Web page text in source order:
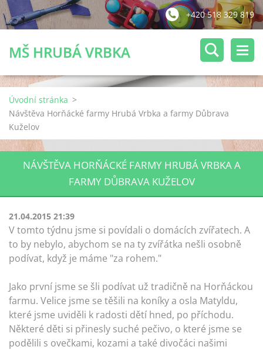
+420 518 329 819
MŠ HRUBÁ VRBKA
Úvodní stránka >
Návštěva Horňácké farmy Hrubá Vrbka a farmy Důbrava
Kuželov
NÁVŠTĚVA HORŇÁCKÉ FARMY HRUBÁ VRBKA A
FARMY DŮBRAVA KUŽELOV
21.04.2015 21:39
V tomto týdnu jsme si povídali o domácích zvířatech. A
to by nebylo, abychom se na ty zvířátka nešli osobně
podívat, když je máme "za rohem."
Jako první jsme se šli podívat už tradičně na Horňáckou
farmu. Velice jsme se těšili na koníky a osla Matyldu,
které jsme uviděli k radosti dětí hned, po příchodu.
Některé děti si přinesly suché pečivo, o které jsme se
podělili s ovečkami, kozami a také divočáci našimi